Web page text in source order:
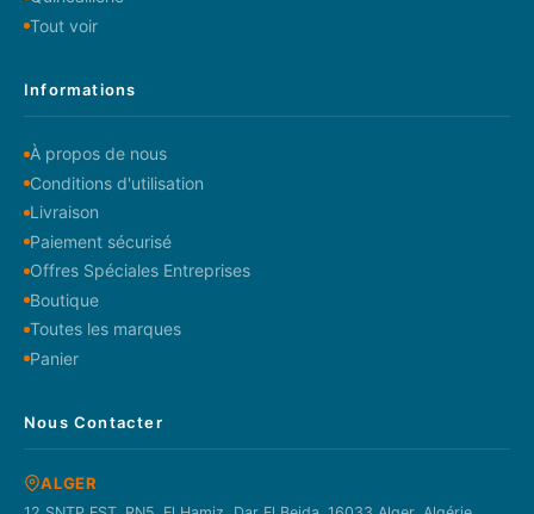
Tout voir
Informations
À propos de nous
Conditions d'utilisation
Livraison
Paiement sécurisé
Offres Spéciales Entreprises
Boutique
Toutes les marques
Panier
Nous Contacter
ALGER